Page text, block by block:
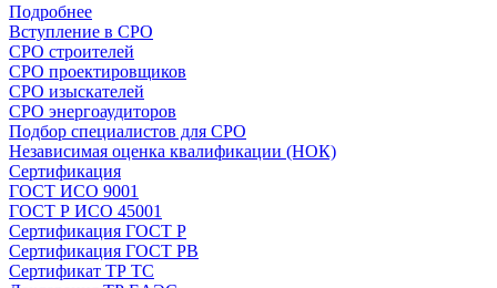
Подробнее
Вступление в СРО
СРО строителей
СРО проектировщиков
СРО изыскателей
СРО энергоаудиторов
Подбор специалистов для СРО
Независимая оценка квалификации (НОК)
Сертификация
ГОСТ ИСО 9001
ГОСТ Р ИСО 45001
Сертификация ГОСТ Р
Сертификация ГОСТ РВ
Сертификат ТР ТС